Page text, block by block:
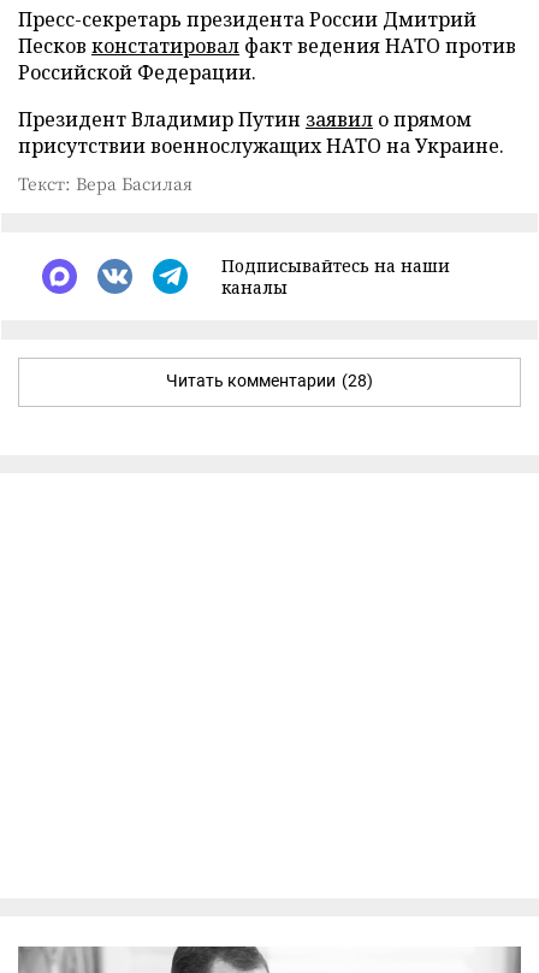
Пресс-секретарь президента России Дмитрий
Песков констатировал факт ведения НАТО против
Российской Федерации.
Президент Владимир Путин заявил о прямом
присутствии военнослужащих НАТО на Украине.
Текст: Вера Басилая
Подписывайтесь на наши
каналы
Читать комментарии (28)